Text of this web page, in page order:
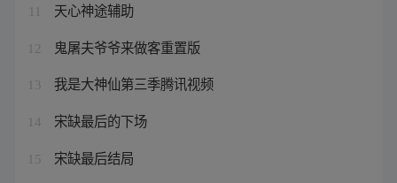
天心神途辅助
12 鬼屠夫爷爷来做客重置版
13 我是大神仙第三季腾讯视频
14 宋缺最后的下场
15 宋缺最后结局